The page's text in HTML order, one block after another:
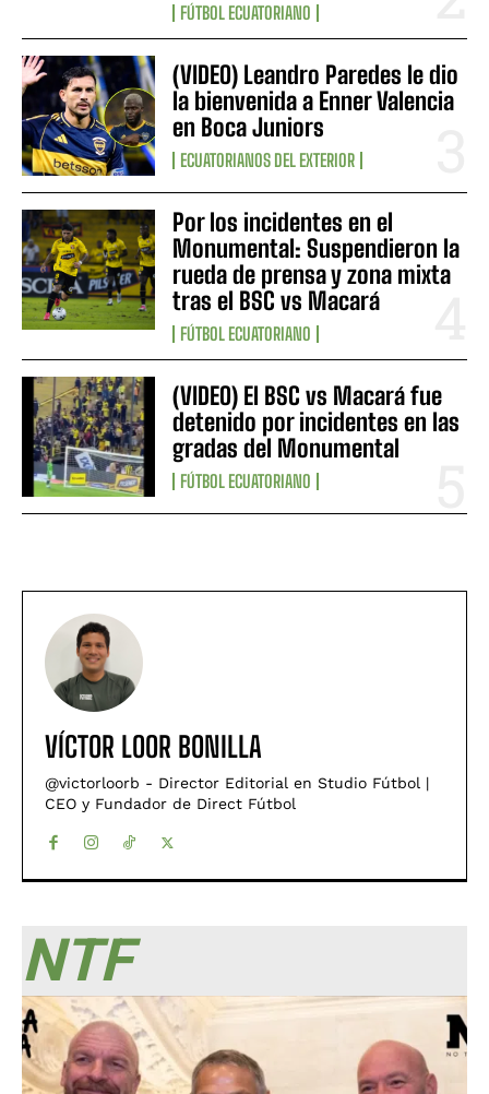
FÚTBOL ECUATORIANO
(VIDEO) Leandro Paredes le dio
la bienvenida a Enner Valencia
en Boca Juniors
ECUATORIANOS DEL EXTERIOR
Por los incidentes en el
Monumental: Suspendieron la
rueda de prensa y zona mixta
tras el BSC vs Macará
FÚTBOL ECUATORIANO
(VIDEO) El BSC vs Macará fue
detenido por incidentes en las
gradas del Monumental
FÚTBOL ECUATORIANO
VÍCTOR LOOR BONILLA
@victorloorb - Director Editorial en Studio Fútbol |
CEO y Fundador de Direct Fútbol
NTF